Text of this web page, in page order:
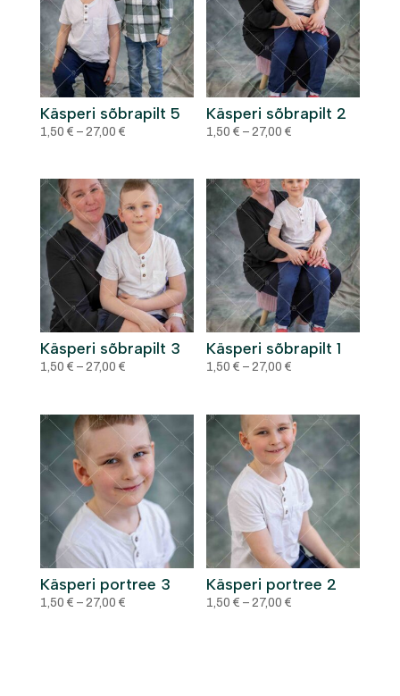
Käsperi sõbrapilt 5
1,50 € – 27,00 €Price
through
27,00 €
Käsperi sõbrapilt 2
1,50€ – 27,00€
through
27,00 €
Käsperi sõbrapilt 3
1,50 € – 27,00 €Price
through
27,00 €
Käsperi sõbrapilt 1
1,50€ – 27,00€
through
27,00 €
Käsperi portree 3
1,50 € – 27,00 €Price
Käsperi portree 2
1,50€ – 27,00€